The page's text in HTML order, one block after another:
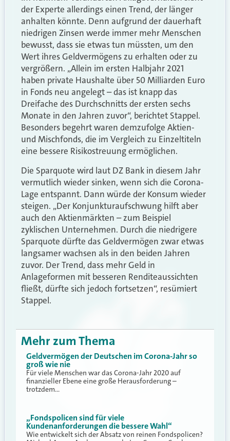
der Experte allerdings einen Trend, der länger
anhalten könnte. Denn aufgrund der dauerhaft
niedrigen Zinsen werde immer mehr Menschen
bewusst, dass sie etwas tun müssten, um den
Wert ihres Geldvermögens zu erhalten oder zu
vergrößern. „Allein im ersten Halbjahr 2021
haben private Haushalte über 50 Milliarden Euro
in Fonds neu angelegt – das ist knapp das
Dreifache des Durchschnitts der ersten sechs
Monate in den Jahren zuvor“, berichtet Stappel.
Besonders begehrt waren demzufolge Aktien-
und Mischfonds, die im Vergleich zu Einzeltiteln
eine bessere Risikostreuung ermöglichen.
Die Sparquote wird laut DZ Bank in diesem Jahr
vermutlich wieder sinken, wenn sich die Corona-
Lage entspannt. Dann würde der Konsum wieder
steigen. „Der Konjunkturaufschwung hilft aber
auch den Aktienmärkten – zum Beispiel
zyklischen Unternehmen. Durch die niedrigere
Sparquote dürfte das Geldvermögen zwar etwas
langsamer wachsen als in den beiden Jahren
zuvor. Der Trend, dass mehr Geld in
Anlageformen mit besseren Renditeaussichten
fließt, dürfte sich jedoch fortsetzen“, resümiert
Stappel.
Mehr zum Thema
Geldvermögen der Deutschen im Corona-Jahr so
groß wie nie
Für viele Menschen war das Corona-Jahr 2020 auf
finanzieller Ebene eine große Herausforderung –
trotzdem…
„Fondspolicen sind für viele
Kundenanforderungen die bessere Wahl“
Wie entwickelt sich der Absatz von reinen Fondspolicen?